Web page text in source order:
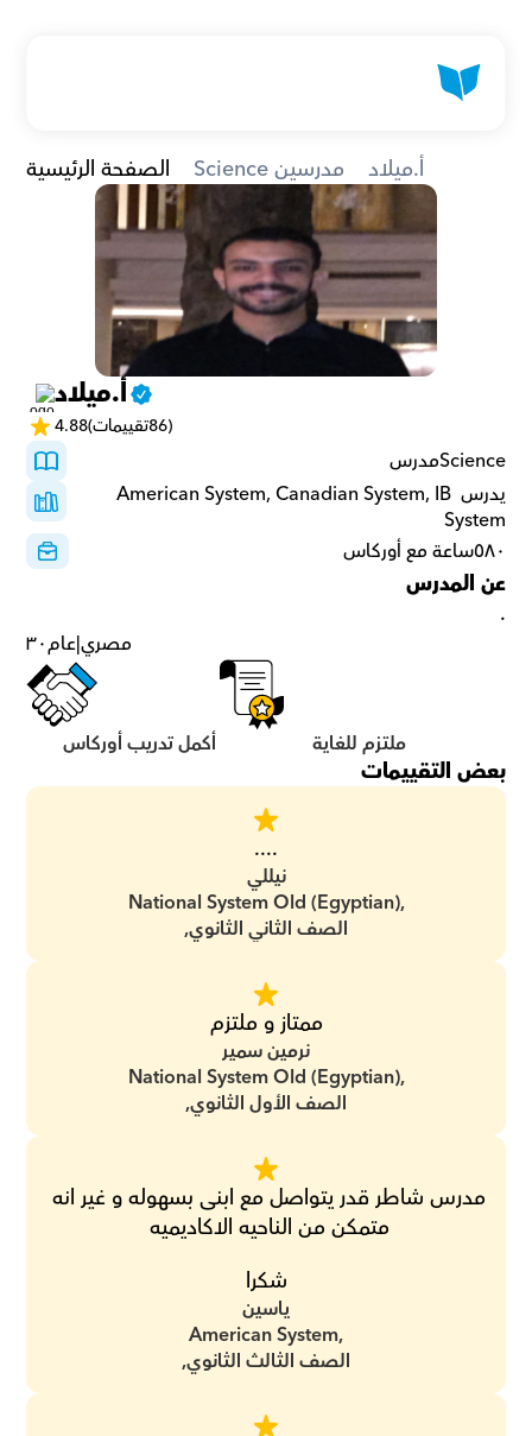
الصفحة الرئيسية Science مدرسين أ.ميلاد
أ.ميلاد
4.88 (86تقييمات)
Scienceمدرس
يدرس American System, Canadian System, IB
System
٥٨٠ساعة مع أوركاس
عن المدرس
.
٣٠عام|مصري
ملتزم للغاية أكمل تدريب أوركاس
بعض التقييمات
....
نيللي
الصف الثاني الثانوي,
National System Old (Egyptian),
ممتاز و ملتزم
نرمين سمير
الصف الأول الثانوي,
National System Old (Egyptian),
متمكن من الناحيه الاكاديميه
شكرا
ياسين
الصف الثالث الثانوي,
American System,